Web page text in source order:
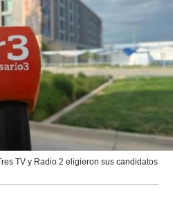
TV y Radio 2 eligieron sus candidatos